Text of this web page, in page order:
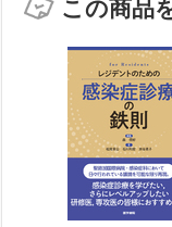
この商品